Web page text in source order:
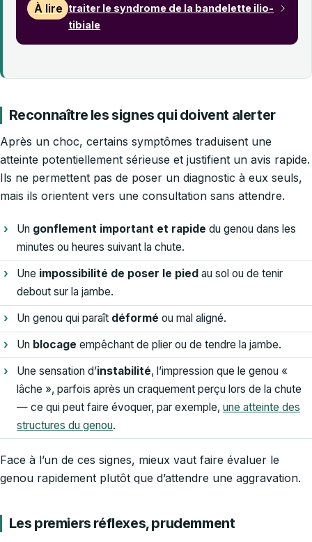
À lire traiter le syndrome de la bandelette ilio-
tibiale
Reconnaître les signes qui doivent alerter
Après un choc, certains symptômes traduisent une
atteinte potentiellement sérieuse et justifient un avis rapide.
Ils ne permettent pas de poser un diagnostic à eux seuls,
mais ils orientent vers une consultation sans attendre.
Un gonflement important et rapide du genou dans les
minutes ou heures suivant la chute.
Une impossibilité de poser le pied au sol ou de tenir
debout sur la jambe.
Un genou qui paraît déformé ou mal aligné.
Un blocage empêchant de plier ou de tendre la jambe.
Une sensation d’instabilité, l’impression que le genou «
lâche », parfois après un craquement perçu lors de la chute
— ce qui peut faire évoquer, par exemple, une atteinte des
structures du genou.
Face à l’un de ces signes, mieux vaut faire évaluer le
genou rapidement plutôt que d’attendre une aggravation.
Les premiers réflexes, prudemment